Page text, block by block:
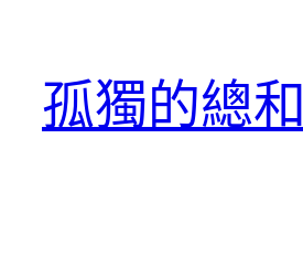
孤獨的總和